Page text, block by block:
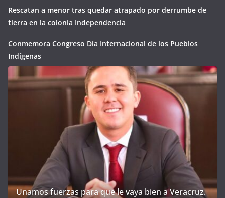
Rescatan a menor tras quedar atrapado por derrumbe de
tierra en la colonia Independencia
Conmemora Congreso Día Internacional de los Pueblos
Indígenas
Unamos fuerzas para que le vaya bien a Veracruz.